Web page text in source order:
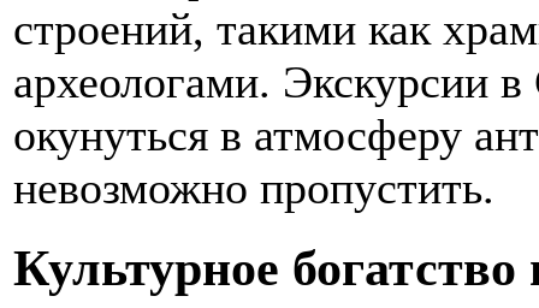
строений, такими как
археологами. Экскурсии
окунуться в атмосферу
невозможно пропустить.
Культурное богатство